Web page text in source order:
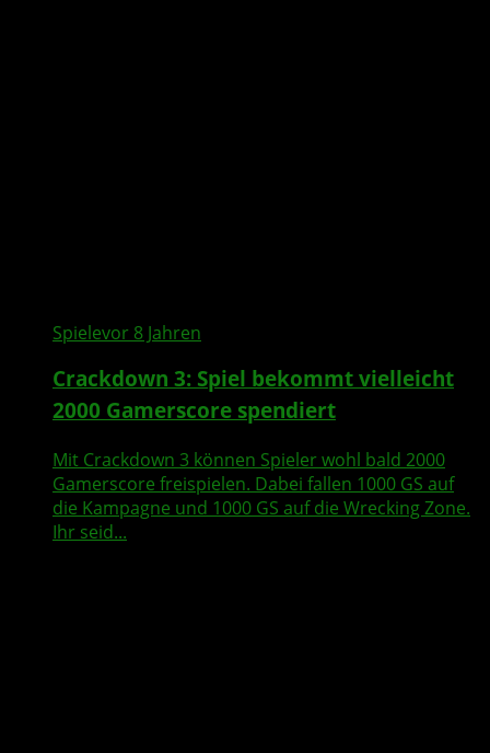
Spielevor 8 Jahren
Crackdown 3: Spiel bekommt vielleicht
2000 Gamerscore spendiert
Mit Crackdown 3 können Spieler wohl bald 2000
Gamerscore freispielen. Dabei fallen 1000 GS auf
die Kampagne und 1000 GS auf die Wrecking Zone.
Ihr seid...